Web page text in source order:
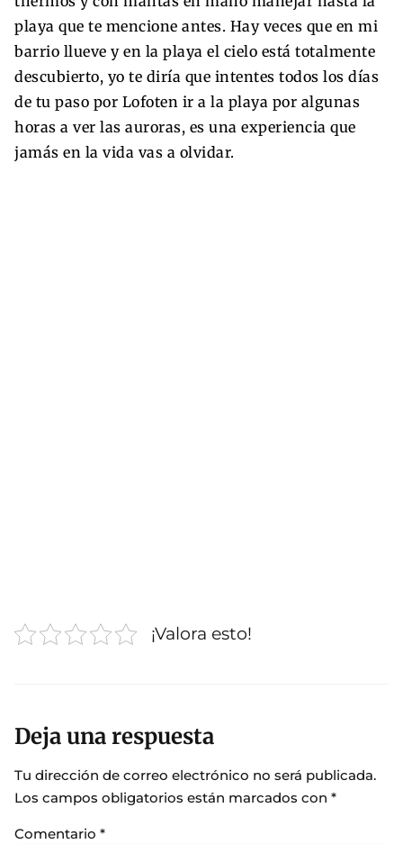
playa que te mencione antes. Hay veces que en mi
barrio llueve y en la playa el cielo está totalmente
descubierto, yo te diría que intentes todos los días
de tu paso por Lofoten ir a la playa por algunas
horas a ver las auroras, es una experiencia que
jamás en la vida vas a olvidar.
¡Valora esto!
Deja una respuesta
Tu dirección de correo electrónico no será publicada.
Los campos obligatorios están marcados con *
Comentario *